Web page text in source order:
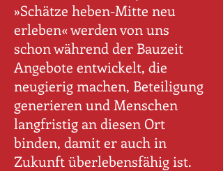
»Schätze heben-Mitte neu
erleben« werden von uns
schon während der Bauzeit
Angebote entwickelt, die
neugierig machen, Beteiligung
generieren und Menschen
langfristig an diesen Ort
binden, damit er auch in
Zukunft überlebensfähig ist.